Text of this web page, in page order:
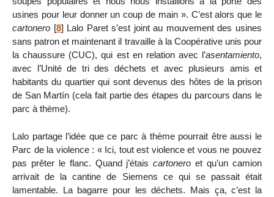
usines pour leur donner un coup de main ». C’est alors que le
cartonero [8] Lalo Paret s’est joint au mouvement des usines
sans patron et maintenant il travaille à la Coopérative unis pour
la chaussure (CUC), qui est en relation avec l’asentamiento,
avec l’Unité de tri des déchets et avec plusieurs amis et
habitants du quartier qui sont devenus des hôtes de la prison
de San Martín (cela fait partie des étapes du parcours dans le
parc à thème).
Lalo partage l’idée que ce parc à thème pourrait être aussi le
Parc de la violence : « Ici, tout est violence et vous ne pouvez
pas prêter le flanc. Quand j’étaiscartonero et qu’un camion
arrivait de la cantine de Siemens ce qui se passait était
lamentable. La bagarre pour les déchets. Mais ça, c’est la